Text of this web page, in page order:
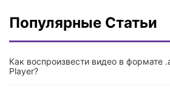
Популярные Статьи
Как воспроизвести видео в формате
Player?